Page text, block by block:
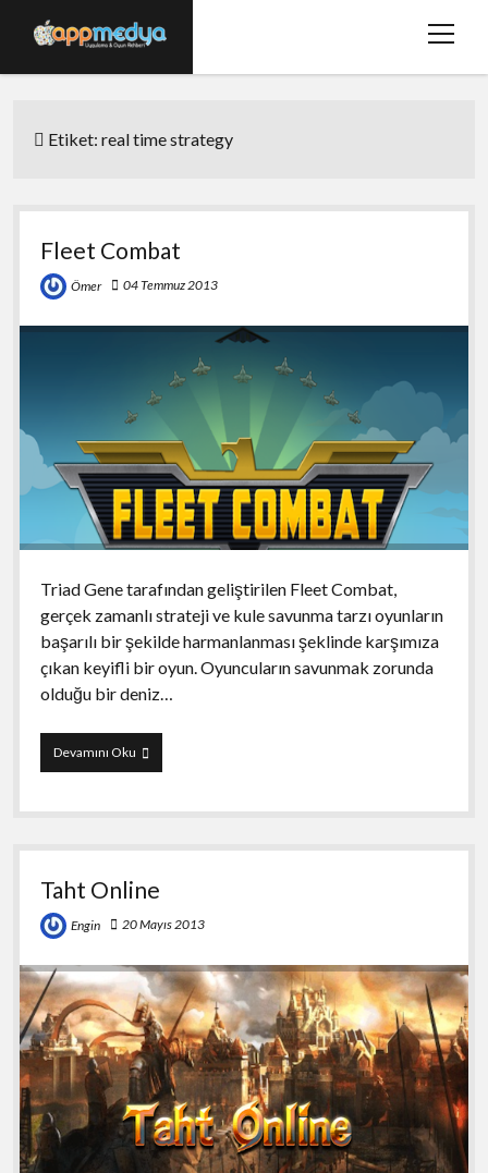
menüyü
Hakkımızda
twitterfacebook
Etiket:real time strategy
Fleet Combat
Ömer 04 Temmuz 2013
Triad Gene tarafından geliştirilen Fleet Combat,
gerçek zamanlı strateji ve kule savunma tarzı oyunların
başarılı bir şekilde harmanlanması şeklinde karşımıza
çıkan keyifli bir oyun. Oyuncuların savunmak zorunda
olduğu bir deniz…
Devamını OkuFleet
Combat
Taht Online
Engin 20 Mayıs 2013